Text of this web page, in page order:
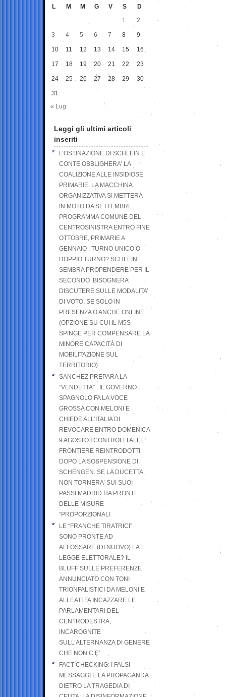
L M M G V S
D
1
2
3 4 5 6 7 8 9
10 11 12 13 14 15 16
17 18 19 20 21 22 23
24 25 26 27 28 29 30
31
« Lug
Leggi gli ultimi articoli
inseriti
L’OSTINAZIONE DI SCHLEIN E
CONTE OBBLIGHERA’ LA
COALIZIONE ALLE INSIDIOSE
PRIMARIE. LA MACCHINA
ORGANIZZATIVA SI METTERÀ
IN MOTO DA SETTEMBRE:
PROGRAMMA COMUNE DEL
CENTROSINISTRA ENTRO FINE
OTTOBRE, PRIMARIE A
GENNAIO . TURNO UNICO O
DOPPIO TURNO? SCHLEIN
SEMBRA PROPENDERE PER IL
SECONDO .BISOGNERA’
DISCUTERE SULLE MODALITA’
DI VOTO, SE SOLO IN
PRESENZA O ANCHE ONLINE
(OPZIONE SU CUI IL M5S
SPINGE PER COMPENSARE LA
MINORE CAPACITÀ DI
MOBILITAZIONE SUL
TERRITORIO)
SANCHEZ PREPARA LA
“VENDETTA” . IL GOVERNO
SPAGNOLO FA LA VOCE
GROSSA CON MELONI E
CHIEDE ALL’ITALIA DI
REVOCARE ENTRO DOMENICA
9 AGOSTO I CONTROLLI ALLE
FRONTIERE REINTRODOTTI
DOPO LA SOSPENSIONE DI
SCHENGEN. SE LA DUCETTA
NON TORNERA’ SUI SUOI
PASSI MADRID HA PRONTE
DELLE MISURE
“PROPORZIONALI
LE “FRANCHE TIRATRICI”
SONO PRONTE AD
AFFOSSARE (DI NUOVO) LA
LEGGE ELETTORALE? IL
BLUFF SULLE PREFERENZE
ANNUNCIATO CON TONI
TRIONFALISTICI DA MELONI E
ALLEATI FA INCAZZARE LE
PARLAMENTARI DEL
CENTRODESTRA,
INCAROGNITE
SULL’ALTERNANZA DI GENERE
CHE NON C’E’
FACT-CHECKING: I FALSI
MESSAGGI E LA PROPAGANDA
DIETRO LA TRAGEDIA DI